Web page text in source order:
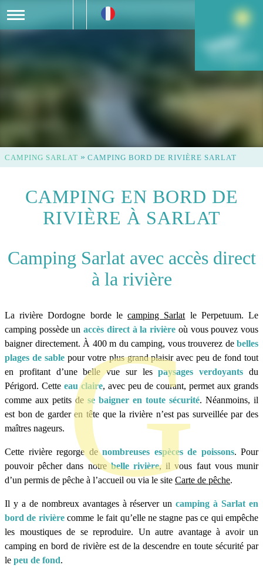
CAMPING SARLAT » CAMPING BORD DE RIVIÈRE SARLAT
CAMPING EN BORD DE
RIVIÈRE À SARLAT
Camping Sarlat avec accès direct
à la rivière
La rivière Dordogne borde lecamping Sarlat le Perpetuum. Le
camping possède unaccès direct à la rivière où vous pouvez vous
baigner directement. À 400 m du camping, vous trouverez de belles
plages de sablepour votre plus grand plaisir avec peu de fond tout
en profitant d’une belle vue sur lespaysages verdoyants du
Périgord. Cette eau claire, avec peu de courant, permet aux grands
comme aux petits de se baigner en toute sécurité. Néanmoins, il
est bon de garder en tête que la rivière n’est pas surveillée par des
maîtres nageurs.
Cette rivière regorge denombreuses espèces de poissons. Pour
pouvoir pêcher dans notrebelle rivière, il vous faut vous munir
d’un permis de pêche à l’accueil ou via le site Carte de pêche.
Il y a de nombreux avantages à réserver uncamping à Sarlat en
bord de rivièrecomme le fait qu’elle ne stagne pas ce qui empêche
les moustiques de se reproduire. Un autre avantage à avoir un
camping en bord de rivière est de la descendre en toute sécurité par
le peu de fond.